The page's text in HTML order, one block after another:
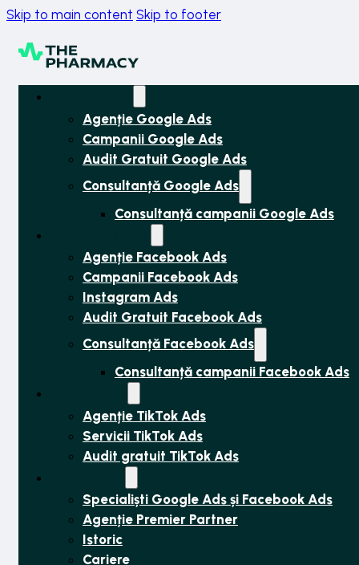
Skip to main content Skip to footer
Agenție Google Ads
Campanii Google Ads
Audit Gratuit Google Ads
Consultanță Google Ads
Consultanță campanii Google Ads
Agenție Facebook Ads
Campanii Facebook Ads
Instagram Ads
Audit Gratuit Facebook Ads
Consultanță Facebook Ads
Consultanță campanii Facebook Ads
Agenție TikTok Ads
Servicii TikTok Ads
Audit gratuit TikTok Ads
Specialiști Google Ads și Facebook Ads
Agenție Premier Partner
Istoric
Cariere